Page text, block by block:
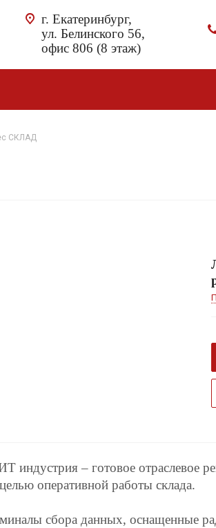
г. Екатеринбург,
ул. Белинского 56,
офис 806 (8 этаж)
СКЛАД
– готовое отраслевое
оперативной работы склада.
сбора данных, оснащенные